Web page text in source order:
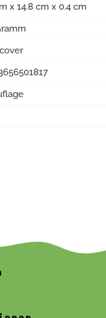
x 14.8 cm x 0.4 cm